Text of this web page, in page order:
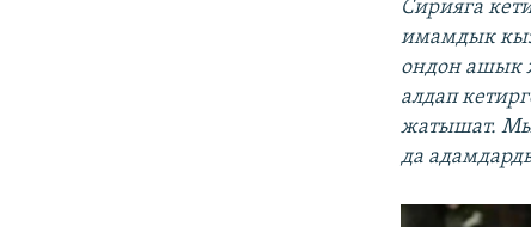
Сирияга
имамдык
ондон ашык
алдап
жатышат.
да